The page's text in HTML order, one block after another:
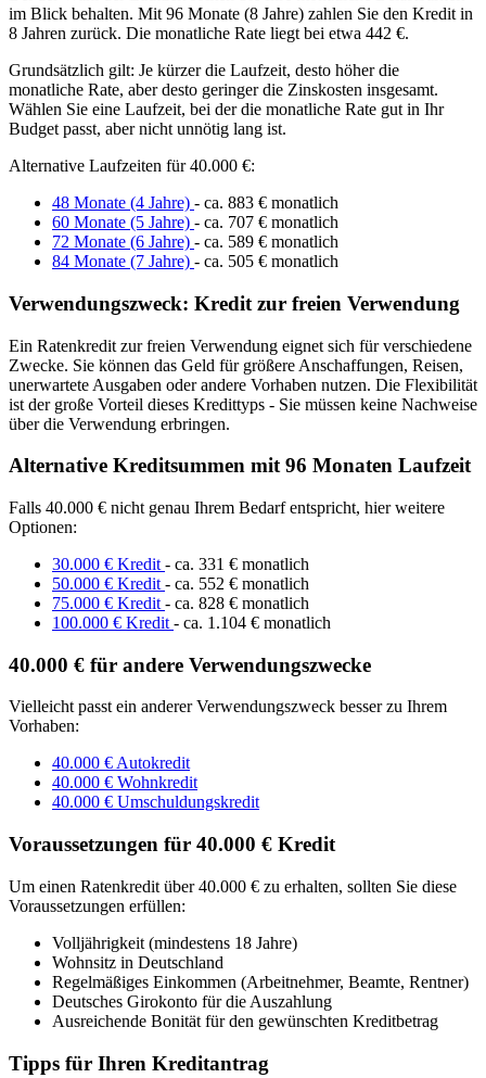
im Blick behalten. Mit 96 Monate (8 Jahre) zahlen Sie den Kredit in
8 Jahren zurück. Die monatliche Rate liegt bei etwa 442 €.
Grundsätzlich gilt: Je kürzer die Laufzeit, desto höher die
monatliche Rate, aber desto geringer die Zinskosten insgesamt.
Wählen Sie eine Laufzeit, bei der die monatliche Rate gut in Ihr
Budget passt, aber nicht unnötig lang ist.
Alternative Laufzeiten für 40.000 €:
48 Monate (4 Jahre) - ca. 883 € monatlich
60 Monate (5 Jahre) - ca. 707 € monatlich
72 Monate (6 Jahre) - ca. 589 € monatlich
84 Monate (7 Jahre) - ca. 505 € monatlich
Verwendungszweck: Kredit zur freien Verwendung
Ein Ratenkredit zur freien Verwendung eignet sich für verschiedene
Zwecke. Sie können das Geld für größere Anschaffungen, Reisen,
unerwartete Ausgaben oder andere Vorhaben nutzen. Die Flexibilität
ist der große Vorteil dieses Kredittyps - Sie müssen keine Nachweise
über die Verwendung erbringen.
Alternative Kreditsummen mit 96 Monaten Laufzeit
Falls 40.000 € nicht genau Ihrem Bedarf entspricht, hier weitere
Optionen:
30.000 € Kredit - ca. 331 € monatlich
50.000 € Kredit - ca. 552 € monatlich
75.000 € Kredit - ca. 828 € monatlich
100.000 € Kredit - ca. 1.104 € monatlich
40.000 € für andere Verwendungszwecke
Vielleicht passt ein anderer Verwendungszweck besser zu Ihrem
Vorhaben:
40.000 € Autokredit
40.000 € Wohnkredit
40.000 € Umschuldungskredit
Voraussetzungen für 40.000 € Kredit
Um einen Ratenkredit über 40.000 € zu erhalten, sollten Sie diese
Voraussetzungen erfüllen:
Volljährigkeit (mindestens 18 Jahre)
Wohnsitz in Deutschland
Regelmäßiges Einkommen (Arbeitnehmer, Beamte, Rentner)
Deutsches Girokonto für die Auszahlung
Ausreichende Bonität für den gewünschten Kreditbetrag
Tipps für Ihren Kreditantrag